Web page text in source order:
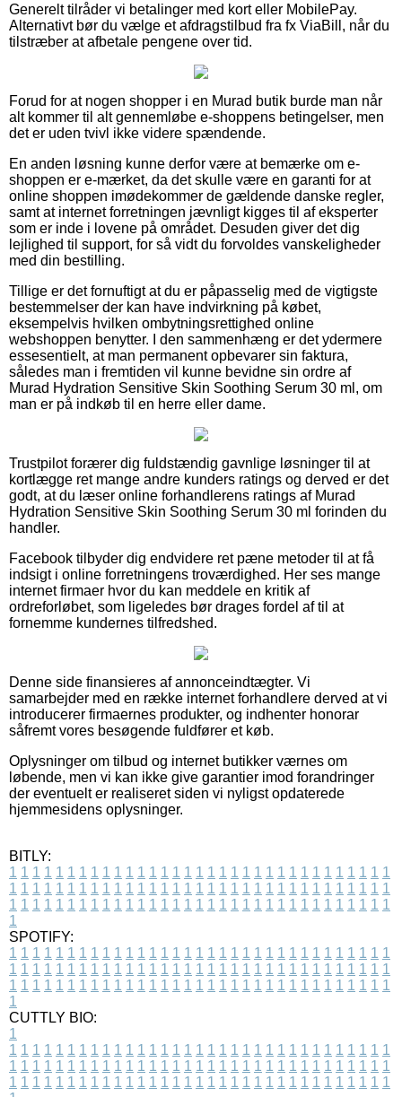
Generelt tilråder vi betalinger med kort eller MobilePay.
Alternativt bør du vælge et afdragstilbud fra fx ViaBill, når du
tilstræber at afbetale pengene over tid.
Forud for at nogen shopper i en Murad butik burde man når
alt kommer til alt gennemløbe e-shoppens betingelser, men
det er uden tvivl ikke videre spændende.
En anden løsning kunne derfor være at bemærke om e-
shoppen er e-mærket, da det skulle være en garanti for at
online shoppen imødekommer de gældende danske regler,
samt at internet forretningen jævnligt kigges til af eksperter
som er inde i lovene på området. Desuden giver det dig
lejlighed til support, for så vidt du forvoldes vanskeligheder
med din bestilling.
Tillige er det fornuftigt at du er påpasselig med de vigtigste
bestemmelser der kan have indvirkning på købet,
eksempelvis hvilken ombytningsrettighed online
webshoppen benytter. I den sammenhæng er det ydermere
essesentielt, at man permanent opbevarer sin faktura,
således man i fremtiden vil kunne bevidne sin ordre af
Murad Hydration Sensitive Skin Soothing Serum 30 ml, om
man er på indkøb til en herre eller dame.
Trustpilot forærer dig fuldstændig gavnlige løsninger til at
kortlægge ret mange andre kunders ratings og derved er det
godt, at du læser online forhandlerens ratings af Murad
Hydration Sensitive Skin Soothing Serum 30 ml forinden du
handler.
Facebook tilbyder dig endvidere ret pæne metoder til at få
indsigt i online forretningens troværdighed. Her ses mange
internet firmaer hvor du kan meddele en kritik af
ordreforløbet, som ligeledes bør drages fordel af til at
fornemme kundernes tilfredshed.
Denne side finansieres af annonceindtægter. Vi
samarbejder med en række internet forhandlere derved at vi
introducerer firmaernes produkter, og indhenter honorar
såfremt vores besøgende fuldfører et køb.
Oplysninger om tilbud og internet butikker værnes om
løbende, men vi kan ikke give garantier imod forandringer
der eventuelt er realiseret siden vi nyligst opdaterede
hjemmesidens oplysninger.
BITLY:
1 1 1 1 1 1 1 1 1 1 1 1 1 1 1 1 1 1 1 1 1 1 1 1 1 1 1 1 1 1 1 1 1
1 1 1 1 1 1 1 1 1 1 1 1 1 1 1 1 1 1 1 1 1 1 1 1 1 1 1 1 1 1 1 1 1
1 1 1 1 1 1 1 1 1 1 1 1 1 1 1 1 1 1 1 1 1 1 1 1 1 1 1 1 1 1 1 1 1
1
SPOTIFY:
1 1 1 1 1 1 1 1 1 1 1 1 1 1 1 1 1 1 1 1 1 1 1 1 1 1 1 1 1 1 1 1 1
1 1 1 1 1 1 1 1 1 1 1 1 1 1 1 1 1 1 1 1 1 1 1 1 1 1 1 1 1 1 1 1 1
1 1 1 1 1 1 1 1 1 1 1 1 1 1 1 1 1 1 1 1 1 1 1 1 1 1 1 1 1 1 1 1 1
1
CUTTLY BIO:
1
1 1 1 1 1 1 1 1 1 1 1 1 1 1 1 1 1 1 1 1 1 1 1 1 1 1 1 1 1 1 1 1 1
1 1 1 1 1 1 1 1 1 1 1 1 1 1 1 1 1 1 1 1 1 1 1 1 1 1 1 1 1 1 1 1 1
1 1 1 1 1 1 1 1 1 1 1 1 1 1 1 1 1 1 1 1 1 1 1 1 1 1 1 1 1 1 1 1 1